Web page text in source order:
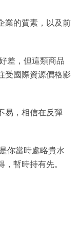
業的質素，以及前
差，但這類商品
受國際資源價格影
易，相信在反彈
你當時處略貴水
暫時持有先。